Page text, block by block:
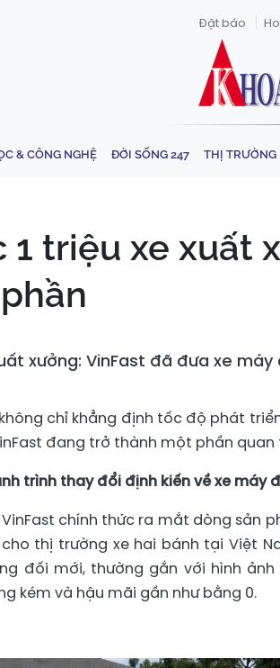
Đặt báo
& CÔNG NGHỆ ĐỜI SỐNG 247 THỊ TRƯỜNG
triệu xe xuất
xưởng: VinFast đã đưa xe
chỉ khẳng định tốc độ phát
đang trở thành một phần
trình thay đổi định kiến về xe máy
VinFast chính thức ra mắt dòng sản
thị trường xe hai bánh tại Việt
đối mới, thường gắn với hình
kém và hậu mãi gần như bằng 0.